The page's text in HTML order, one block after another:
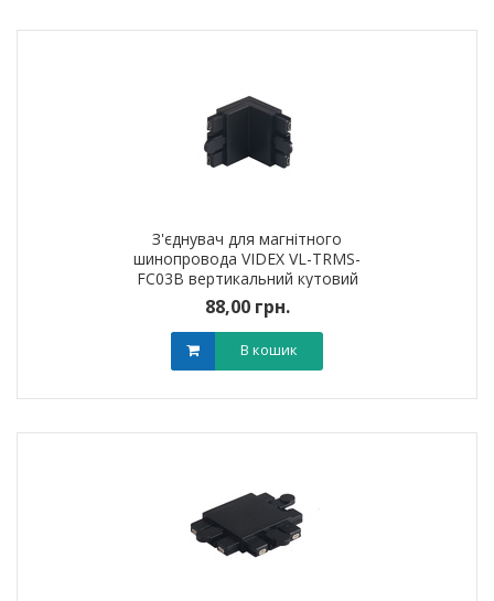
З'єднувач для магнітного
шинопровода VIDEX VL-TRMS-
FC03B вертикальний кутовий
88,00 грн.
В кошик